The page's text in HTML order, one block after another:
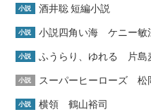
小説 酒井聡 短編小説
小説 小説四角い海 ケニー敏
小説 ふうらり、ゆれる 片島
小説 スーパーヒーローズ 松
小説 横領 鶴山裕司